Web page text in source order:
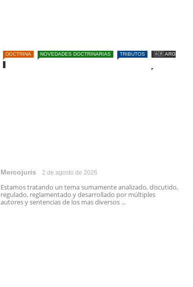
DOCTRINA NOVEDADES DOCTRINARIAS TRIBUTOS 🇦🇷 ARG
Mercojuris 2 de agosto de 2026
Estamos tratando un tema sumamente analizado, discutido,
regulado, reglamentado y desarrollado por múltiples
autores y sentencias de los mas diversos ...